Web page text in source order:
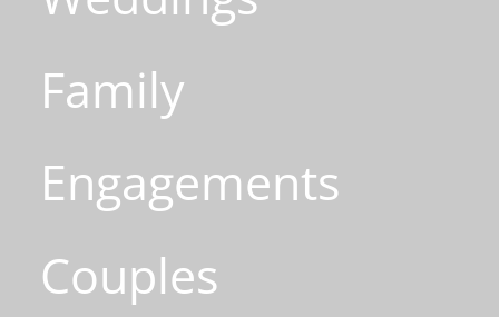
Family
Engagements
Couples